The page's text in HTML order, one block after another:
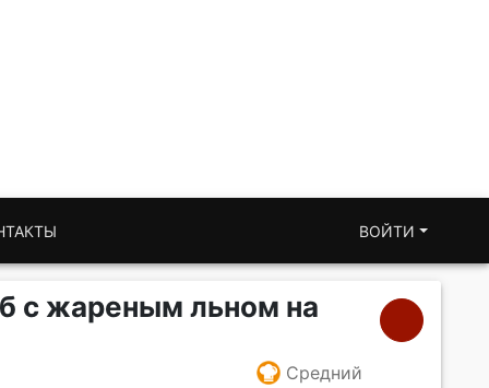
ВОЙТИ
с жареным льном на
Средний